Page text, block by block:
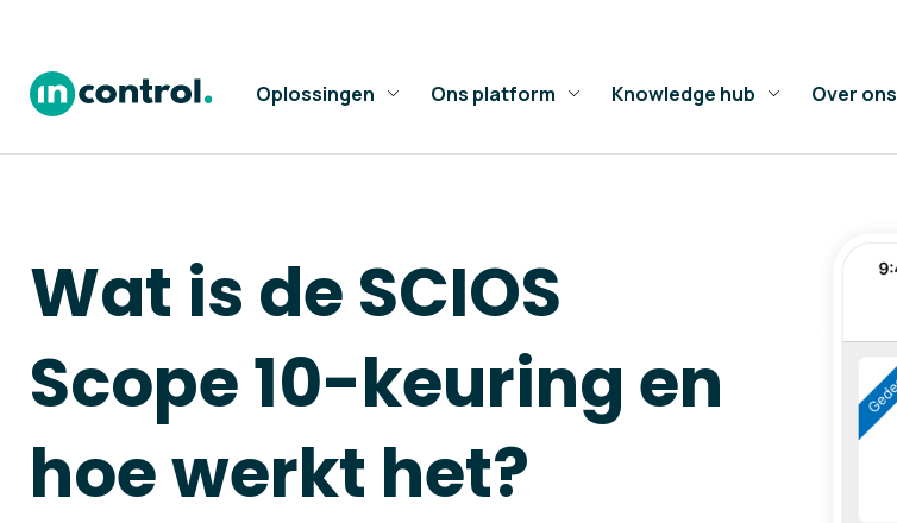
Oplossingen Ons platform Knowledge hub Over ons
Wat is de SCIOS
Scope 10-keuring en
hoe werkt het?